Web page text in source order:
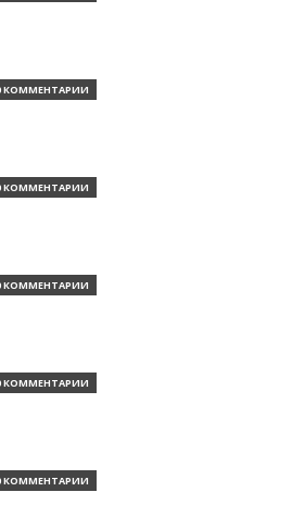
КОММЕНТАРИИ
КОММЕНТАРИИ
КОММЕНТАРИИ
КОММЕНТАРИИ
КОММЕНТАРИИ